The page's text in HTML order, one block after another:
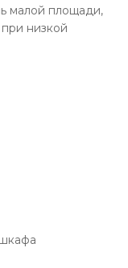
малой площади,
низкой